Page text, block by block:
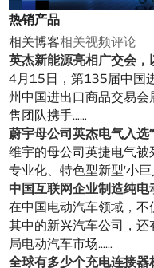
热销产品
相关博客相关视频评论
英杰新能源亮相广交会
4月15日，第135届中国
州中国进出口商品交易
售团队携手……
蔚宇母公司英杰电气入选
维宇的母公司英捷电气被
专业化、特色型新型‘小巨
中国互联网企业制造纯电
在中国电动汽车领域，
其中的新兴汽车公司，
局电动汽车市场……
全球有多少个充电连接器